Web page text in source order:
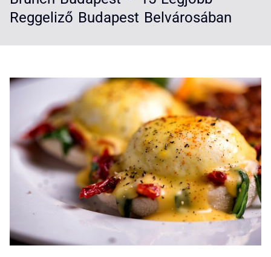
Reggeliző Budapest Belvárosában